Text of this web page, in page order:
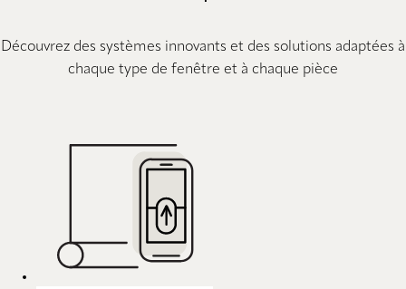
Découvrez des systèmes innovants et des solutions adaptées à
chaque type de fenêtre et à chaque pièce